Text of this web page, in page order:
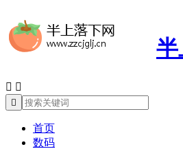
半
 

首页
数码